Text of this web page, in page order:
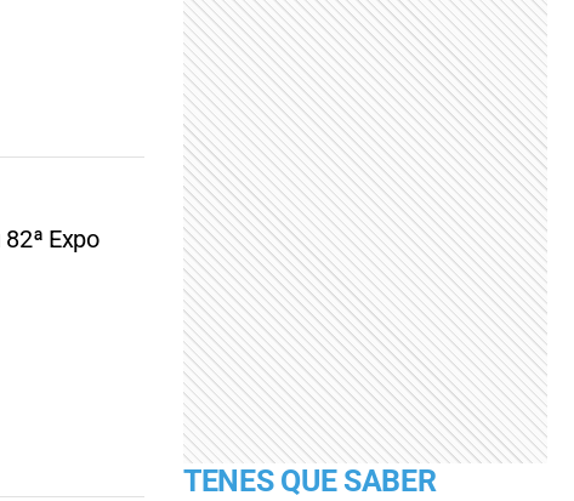
Expo
TENES QUE SABER